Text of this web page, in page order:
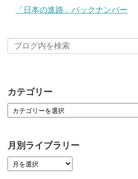
「日本の進路」バックナンバー
カテゴリー
月別ライブラリー